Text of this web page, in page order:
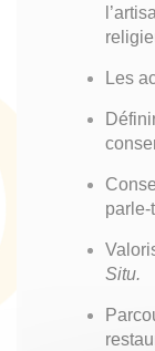
Les
parle-
Situ.